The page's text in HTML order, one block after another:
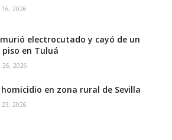
16, 2026
murió electrocutado y cayó de un
en Tuluá
26, 2026
homicidio en zona rural de Sevilla
23, 2026